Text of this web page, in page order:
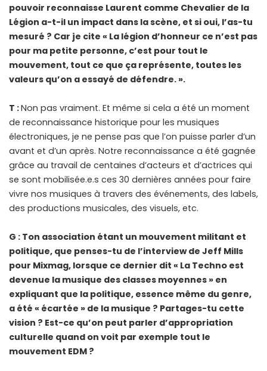
pouvoir reconnaisse Laurent comme Chevalier de la
Légion a-t-il un impact dans la scène, et si oui, l’as-tu
mesuré ? Car je cite « La légion d’honneur ce n’est pas
pour ma petite personne, c’est pour tout le
mouvement, tout ce que ça représente, toutes les
valeurs qu’on a essayé de défendre. ».
T :Non pas vraiment. Et même si cela a été un moment
de reconnaissance historique pour les musiques
électroniques, je ne pense pas que l’on puisse parler d’un
avant et d’un après. Notre reconnaissance a été gagnée
grâce au travail de centaines d’acteurs et d’actrices qui
se sont mobilisée.e.s ces 30 dernières années pour faire
vivre nos musiques à travers des événements, des labels,
des productions musicales, des visuels, etc.
G : Ton association étant un mouvement militant et
politique, que penses-tu de l’interview de Jeff Mills
pour Mixmag, lorsque ce dernier dit « La Techno est
devenue la musique des classes moyennes » en
expliquant que la politique, essence même du genre,
a été « écartée » de la musique ? Partages-tu cette
vision ? Est-ce qu’on peut parler d’appropriation
culturelle quand on voit par exemple tout le
mouvement EDM ?